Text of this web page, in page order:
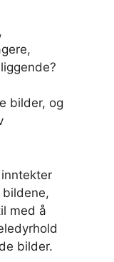
bilder, og
med å
bilder.